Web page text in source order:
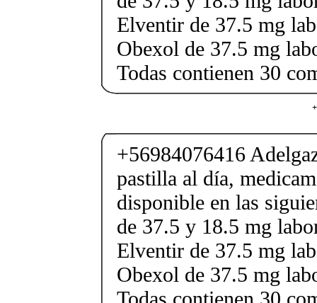
Elventir de 37.5 mg
Obexol de 37.5 mg
Todas contienen 30
+56984076416
pastilla al día,
disponible en las
de 37.5 y 18.5 mg
Elventir de 37.5 mg
Obexol de 37.5 mg
Todas contienen 30